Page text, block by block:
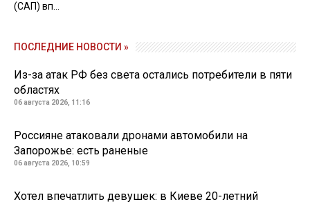
(САП) вп...
ПОСЛЕДНИЕ НОВОСТИ »
Из-за атак РФ без света остались потребители в пяти
областях
06 августа 2026, 11:16
Россияне атаковали дронами автомобили на
Запорожье: есть раненые
06 августа 2026, 10:59
Хотел впечатлить девушек: в Киеве 20-летний